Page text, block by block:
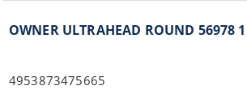
OWNER ULTRAHEAD ROUND 56978
4953873475665